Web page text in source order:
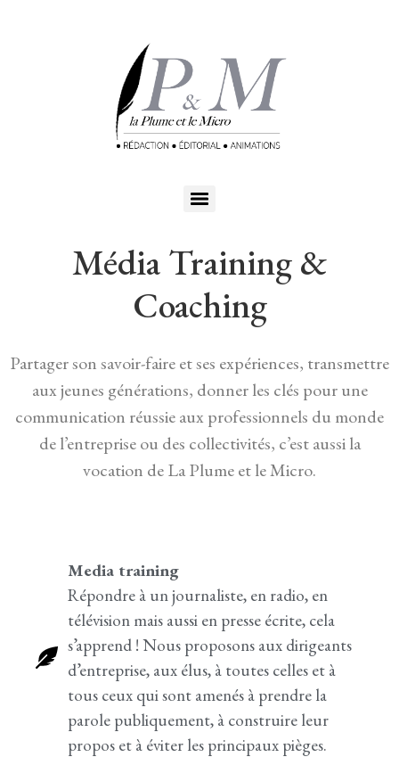
Média Training &
Coaching
Partager son savoir-faire et ses expériences, transmettre
aux jeunes générations, donner les clés pour une
communication réussie aux professionnels du monde
de l’entreprise ou des collectivités, c’est aussi la
vocation de La Plume et le Micro.
Media training
Répondre à un journaliste, en radio, en
télévision mais aussi en presse écrite, cela
s’apprend ! Nous proposons aux dirigeants
d’entreprise, aux élus, à toutes celles et à
tous ceux qui sont amenés à prendre la
parole publiquement, à construire leur
propos et à éviter les principaux pièges.